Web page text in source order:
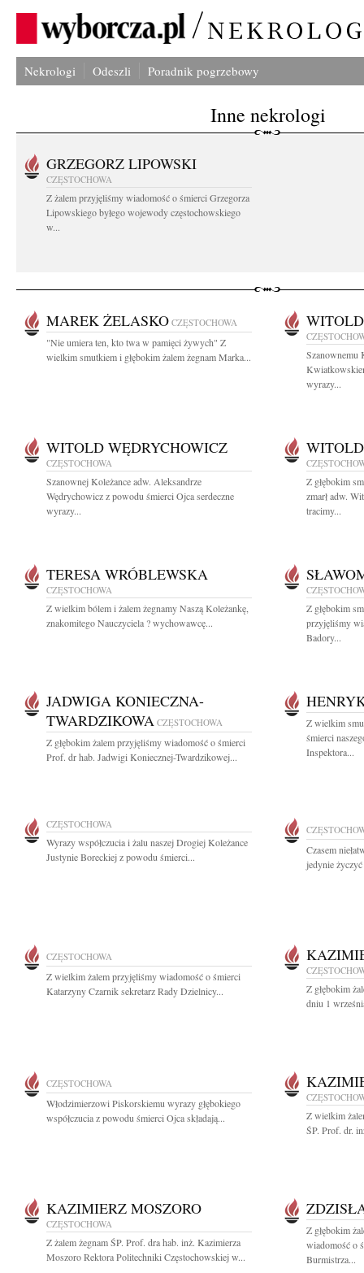
Nekrologi Odeszli Poradnik pogrzebowy
Inne nekrologi
GRZEGORZ LIPOWSKI
CZĘSTOCHOWA
Z żalem przyjęliśmy wiadomość o śmierci Grzegorza
Lipowskiego byłego wojewody częstochowskiego
w...
MAREK ŻELASKO CZĘSTOCHOWA
"Nie umiera ten, kto twa w pamięci żywych" Z
wielkim smutkiem i głębokim żalem żegnam Marka...
Szanownemu
wyrazy...
WITOLD WĘDRYCHOWICZ
CZĘSTOCHOWA
Szanownej Koleżance adw. Aleksandrze
Wędrychowicz z powodu śmierci Ojca serdeczne
wyrazy...
Z głębokim
zmarł adw.
tracimy...
TERESA WRÓBLEWSKA
CZĘSTOCHOWA
Z wielkim bólem i żalem żegnamy Naszą Koleżankę,
znakomitego Nauczyciela ? wychowawcę...
Z głębokim
przyjęliśmy
Badory...
JADWIGA KONIECZNA-
TWARDZIKOWA CZĘSTOCHOWA
Z głębokim żalem przyjęliśmy wiadomość o śmierci
Prof. dr hab. Jadwigi Koniecznej-Twardzikowej...
Z wielkim
śmierci
Inspektora...
CZĘSTOCHOWA
Wyrazy współczucia i żalu naszej Drogiej Koleżance
Justynie Boreckiej z powodu śmierci...
Czasem
jedynie
CZĘSTOCHOWA
Z wielkim żalem przyjęliśmy wiadomość o śmierci
Katarzyny Czarnik sekretarz Rady Dzielnicy...
Z głębokim
dniu 1
CZĘSTOCHOWA
Włodzimierzowi Piskorskiemu wyrazy głębokiego
współczucia z powodu śmierci Ojca składają...
Z wielkim
ŚP. Prof. dr.
KAZIMIERZ MOSZORO
CZĘSTOCHOWA
Z żalem żegnam ŚP. Prof. dra hab. inż. Kazimierza
Moszoro Rektora Politechniki Częstochowskiej w...
Z głębokim
wiadomość o
Burmistrza...